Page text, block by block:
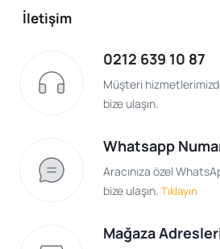
İletişim
0212 639 10 87
Müşteri
bize ulaşın.
Whatsapp
Aracınıza özel
bize ulaşın. Tıklayın
Mağaza